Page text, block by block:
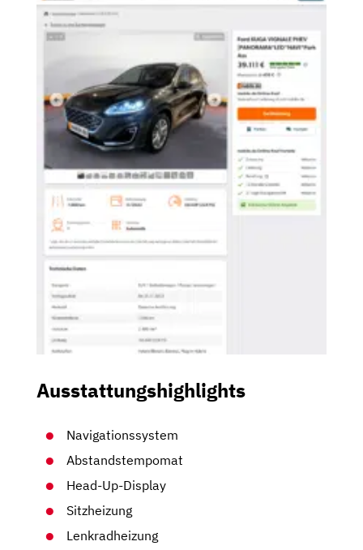
Ausstattungshighlights
Navigationssystem
Abstandstempomat
Head-Up-Display
Sitzheizung
Lenkradheizung